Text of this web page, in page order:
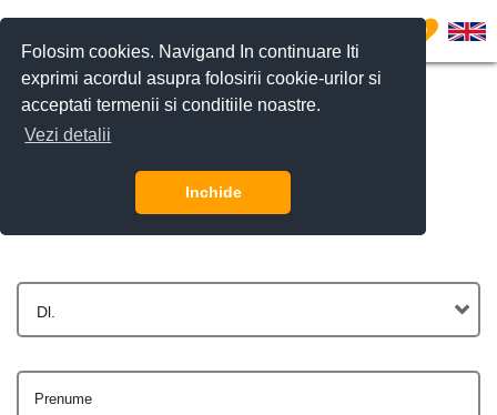
Folosim cookies. Navigand In continuare Iti
exprimi acordul asupra folosirii cookie-urilor si
acceptati termenii si conditiile noastre.
Vezi detalii
Inchide
0
Contactează-ne
Dl.
Prenume